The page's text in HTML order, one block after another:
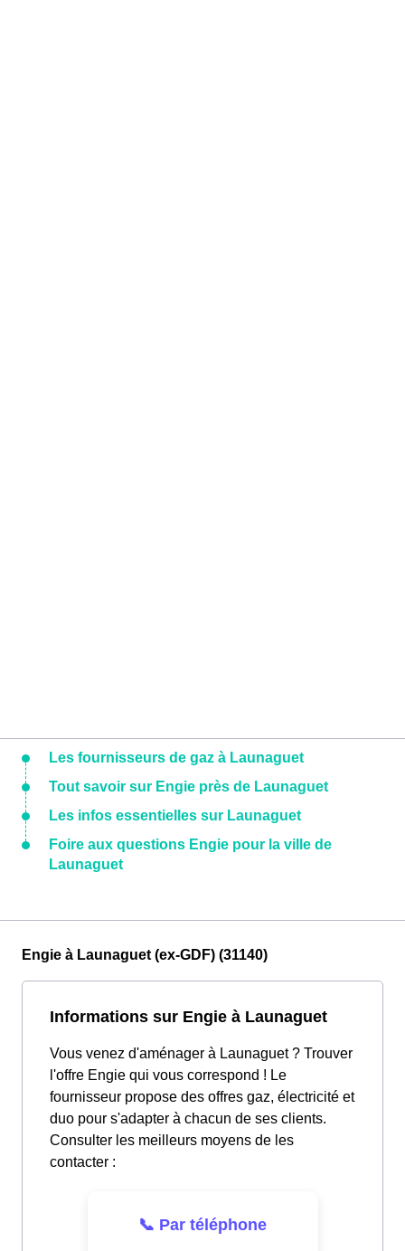
Les fournisseurs de gaz à Launaguet
Tout savoir sur Engie près de Launaguet
Les infos essentielles sur Launaguet
Foire aux questions Engie pour la ville de
Launaguet
Engie à Launaguet (ex-GDF) (31140)
Informations sur Engie à Launaguet
Vous venez d'aménager à Launaguet ? Trouver
l'offre Engie qui vous correspond ! Le
fournisseur propose des offres gaz, électricité et
duo pour s'adapter à chacun de ses clients.
Consulter les meilleurs moyens de les
contacter :
📞 Par téléphone